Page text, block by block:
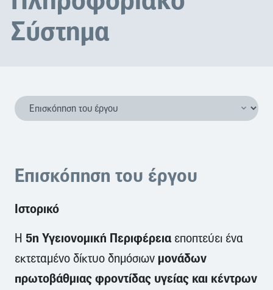
Σύστημα
Επισκόπηση του έργου
Ιστορικό
Η 5η Υγειονομική Περιφέρειαεποπτεύει ένα
εκτεταμένο δίκτυο δημόσιων μονάδων
πρωτοβάθμιας φροντίδας υγείας και κέντρων